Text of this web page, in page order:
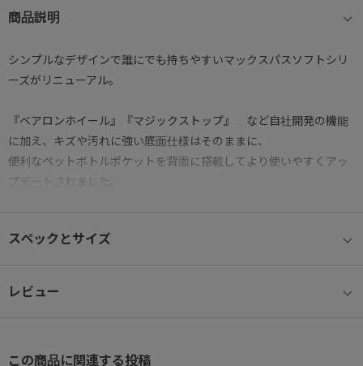
商品説明
シンプルなデザインで誰にでも持ちやすいマックスパスソフトシリ
ーズがリニューアル。
『ベアロンホイール』『マジックストップ』 など自社開発の機能
に加え、キズや汚れに強い底面仕様はそのままに、
便利なペットボトルポケットを背面に搭載してより使いやすくアッ
プデートされました。
キャビンサイズ/S 2～3日の旅行向け。機内持込、国内線100席以
スペックとサイズ
レビュー
この商品に関連する投稿